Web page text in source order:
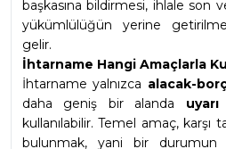
başkasına bildirmesi, ihlale son
yükümlülüğün yerine
gelir.
İhtarname Hangi Amaçlarla
İhtarname yalnızca alacak-
daha geniş bir alanda
kullanılabilir. Temel amaç, karşı
bulunmak, yani bir durumun